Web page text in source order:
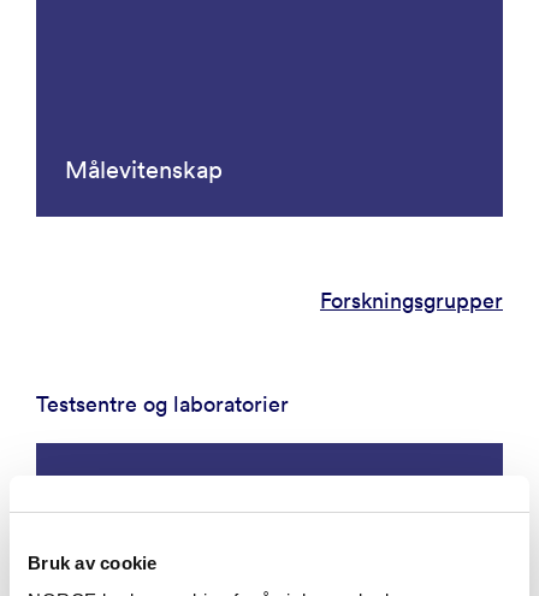
Bruk av cookie
Målevitenskap
Forskningsgrupper
Testsentre og laboratorier